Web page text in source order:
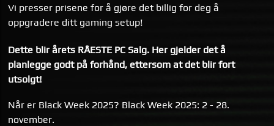
Vi presser prisene for å gjøre det billig for deg å
oppgradere ditt gaming setup!
Dette blir årets RÅESTE PC Salg. Her gjelder det å
planlegge godt på forhånd, ettersom at det blir fort
utsolgt!
Når er Black Week 2025? Black Week 2025: 2 - 28.
november.